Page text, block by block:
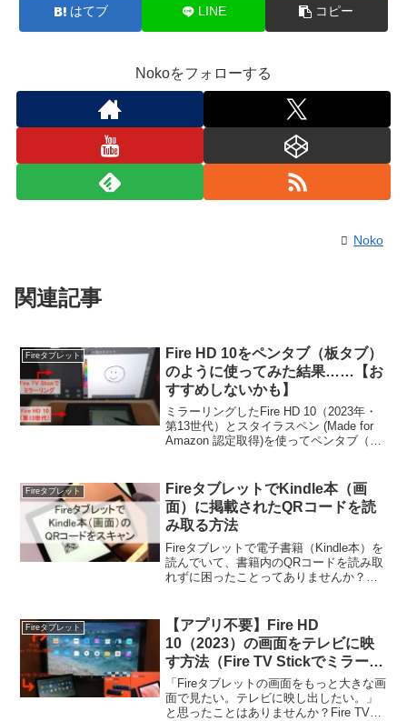
「アレクサ！ドラえもん時報！」と言う
一言喋ってくれるの♡
朝、会社に行く前にドラちゃんの声をき
くとルンルン♫な気分で出かけられるマ
ジック！笑
pic.twitter.com/UDuaja5UOQ
先日我が家に来たドラえもん時報付きの
Amazon echo かわよいンダ
pic.twitter.com/lNvl8GHNJN
— 回転Gel (@naku2neck)September
はてブ LINE コピー
Nokoをフォローする
Noko
関連記事
Fireタブレット
Fire HD 10をペンタブ（板タブ）
のように使ってみた結果……【お
すすめしないかも】
ミラーリングしたFire HD 10（2023年・
第13世代）とスタイラスペン (Made for
Amazon 認定取得)を使ってペンタブ（板
にないので、おすすめしません。
Fireタブレット
FireタブレットでKindle本（画
面）に掲載されたQRコードを読
み取る方法
Fireタブレットで電子書籍（Kindle本）を
読んでいて、書籍内のQRコードを読み取
れずに困ったことってありませんか？こ
ードの読み取り方についてお伝えしま
す。
Fireタブレット
【アプリ不要】Fire HD
10（2023）の画面をテレビに映
す方法（Fire TV Stickでミラーリ
ング）【1分で完了】
「Fireタブレットの画面をもっと大きな画
面で見たい。テレビに映し出したい。」
と思ったことはありませんか？Fire TV